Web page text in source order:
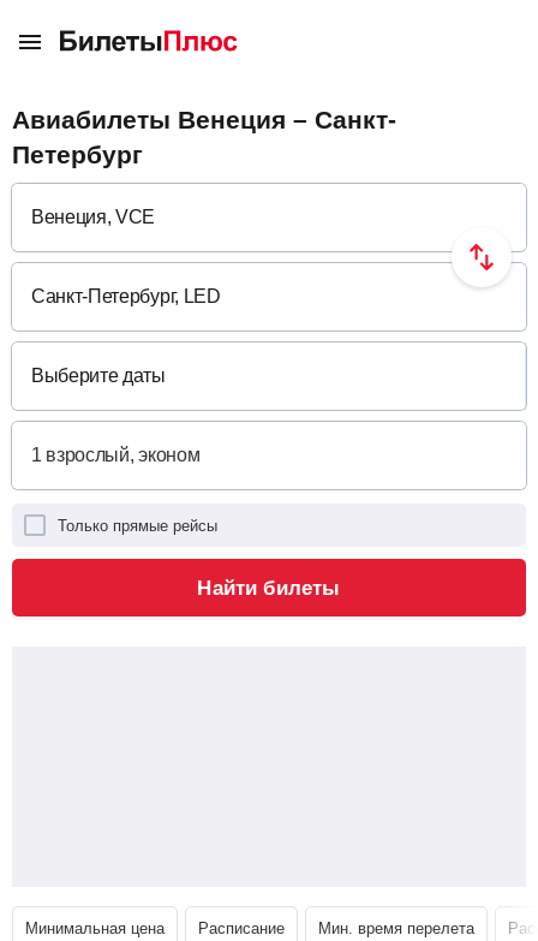
Авиабилеты Венеция – Санкт-
Петербург
Выберите даты
Только прямые рейсы
Найти билеты
Минимальная цена Расписание Мин. время перелета